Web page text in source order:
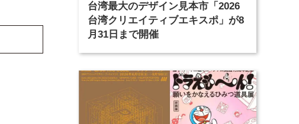
台湾最大のデザイン見本市「2026
台湾クリエイティブエキスポ」が8
月31日まで開催